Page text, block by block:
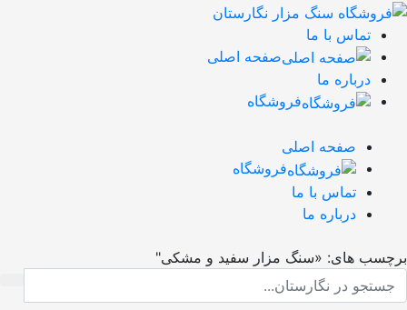
تماس با ما
صفحه اصلی
درباره ما
فروشگاه
صفحه اصلی
فروشگاه
تماس با ما
درباره ما
های: «سنگ مزار سفید و مشکی"